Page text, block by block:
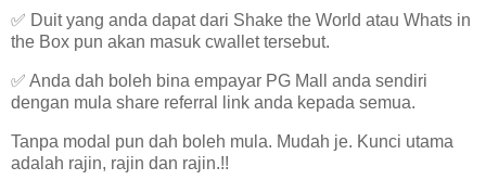
✅ Duit yang anda dapat dari Shake the World atau Whats in
the Box pun akan masuk cwallet tersebut.
✅ Anda dah boleh bina empayar PG Mall anda sendiri
dengan mula share referral link anda kepada semua.
Tanpa modal pun dah boleh mula. Mudah je. Kunci utama
adalah rajin, rajin dan rajin.!!